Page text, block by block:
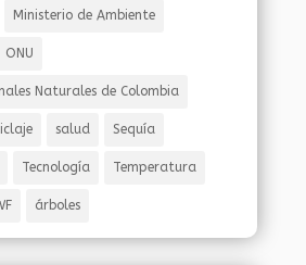
Ministerio de Ambiente
ONU
Naturales de Colombia
salud Sequía
Tecnología Temperatura
árboles